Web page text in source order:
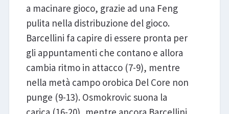
a macinare gioco, grazie ad una Feng
pulita nella distribuzione del gioco.
Barcellini fa capire di essere pronta per
gli appuntamenti che contano e allora
cambia ritmo in attacco (7-9), mentre
nella metà campo orobica Del Core non
punge (9-13). Osmokrovic suona la